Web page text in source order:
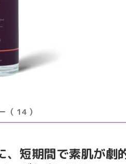
（ 14 ）
短期間で素肌が劇